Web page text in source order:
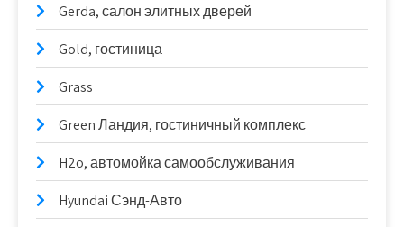
Gerda, салон элитных дверей
Gold, гостиница
Grass
Green Ландия, гостиничный комплекс
H2o, автомойка самообслуживания
Hyundai Сэнд-Авто